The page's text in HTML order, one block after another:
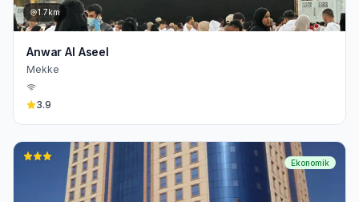
1.7km
Anwar Al Aseel
Mekke
3.9
Ekonomik